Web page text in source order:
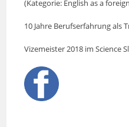
(Kategorie: English as a
10 Jahre Berufserfahrung als
Vizemeister 2018 im Science